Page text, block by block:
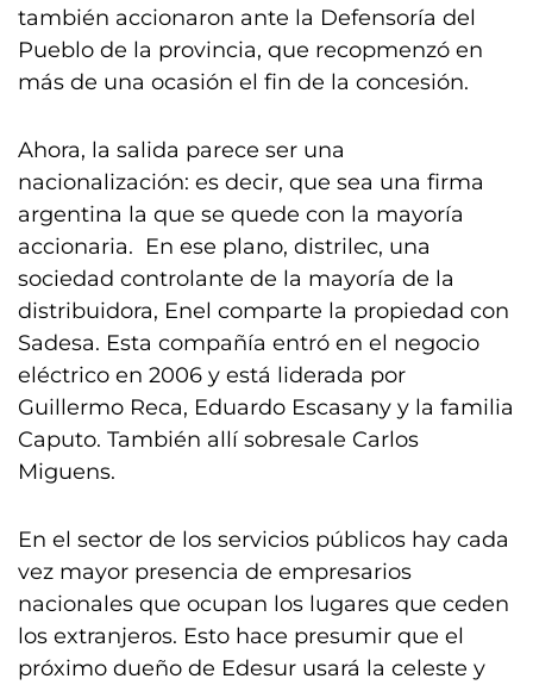
también accionaron ante la Defensoría del
Pueblo de la provincia, que recopmenzó en
más de una ocasión el fin de la concesión.
Ahora, la salida parece ser una
nacionalización: es decir, que sea una firma
argentina la que se quede con la mayoría
accionaria. En ese plano, distrilec, una
sociedad controlante de la mayoría de la
distribuidora, Enel comparte la propiedad con
Sadesa. Esta compañía entró en el negocio
eléctrico en 2006 y está liderada por
Guillermo Reca, Eduardo Escasany y la familia
Caputo. También allí sobresale Carlos
Miguens.
En el sector de los servicios públicos hay cada
vez mayor presencia de empresarios
nacionales que ocupan los lugares que ceden
los extranjeros. Esto hace presumir que el
próximo dueño de Edesur usará la celeste y